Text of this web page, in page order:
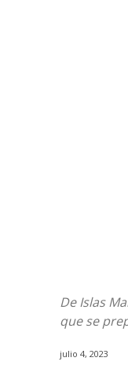
De Islas
que se
julio 4, 2023